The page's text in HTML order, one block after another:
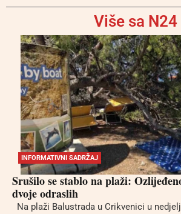
Više sa N24
INFORMATIVNI SADRŽAJ
Srušilo se stablo na plaži:
dvoje odraslih
Na plaži Balustrada u Crikvenici u